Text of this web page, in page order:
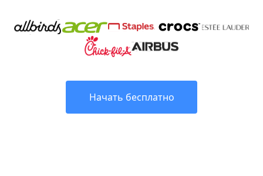
Начать бесплатно